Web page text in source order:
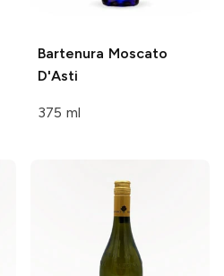
Bartenura Moscato
D'Asti
375 ml